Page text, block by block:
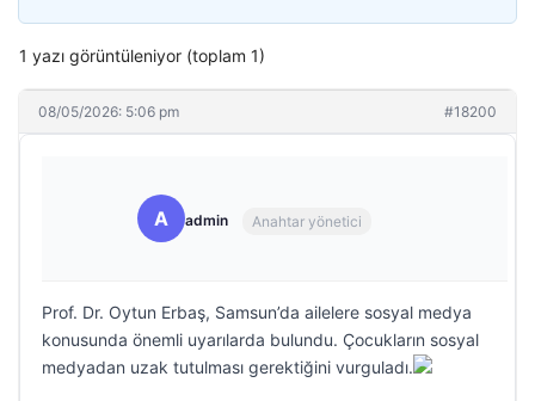
1 yazı görüntüleniyor (toplam 1)
08/05/2026: 5:06 pm #18200
A admin Anahtar yönetici
Prof. Dr. Oytun Erbaş, Samsun’da ailelere sosyal medya
konusunda önemli uyarılarda bulundu. Çocukların sosyal
medyadan uzak tutulması gerektiğini vurguladı.